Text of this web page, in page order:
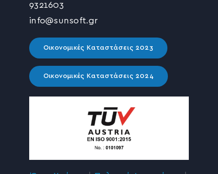
9321603
info@sunsoft.gr
Οικονομικές Καταστάσεις 2023
Οικονομικές Καταστάσεις 2024